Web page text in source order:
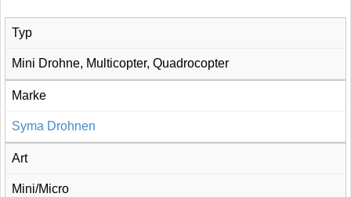
Typ
Mini Drohne, Multicopter, Quadrocopter
Marke
Syma Drohnen
Art
Mini/Micro